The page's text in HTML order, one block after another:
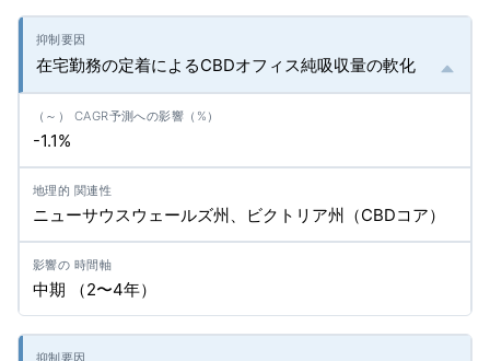
在宅勤務の定着によるCBDオフィス純吸収量の軟化
-1.1%
ニューサウスウェールズ州、ビクトリア州（CBDコア）
中期 （2〜4年）